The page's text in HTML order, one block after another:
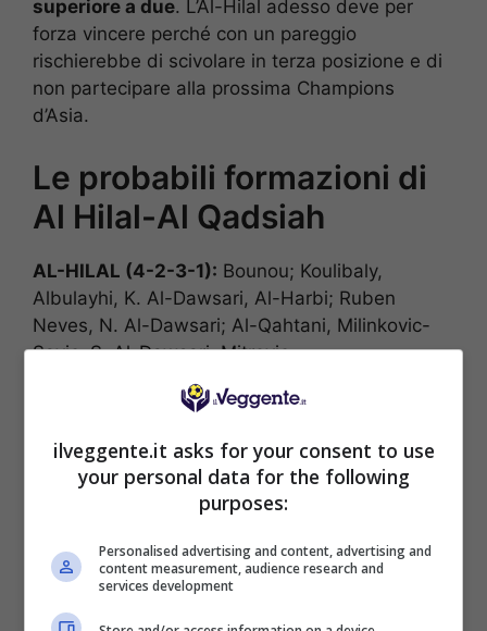
superiore a due. L’Al-Hilal adesso deve per
forza vincere perché con un pareggio
rischierebbe di scivolare in terza posizione e di
non partecipare alla prossima Champions
d’Asia.
Le probabili formazioni di
Al Hilal-Al Qadsiah
AL-HILAL (4-2-3-1): Bounou; Koulibaly,
Albulayhi, K. Al-Dawsari, Al-Harbi; Ruben
Neves, N. Al-Dawsari; Al-Qahtani, Milinkovic-
Savic, S. Al-Dawsari; Mitrovic.
AL-QADSIAH (3-5-2):
Alvarez, Nacho, Mahnashi; Al-Ammar, Puertas,
Quinones, Aubameyang.
POSSIBILE RISULTATO: 2-1
ilveggente.it asks for your consent to use
your personal data for the following
purposes:
Personalised advertising and content, advertising and
content measurement, audience research and
services development